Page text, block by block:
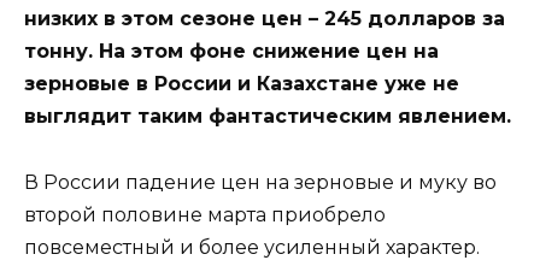
низких в этом сезоне цен – 245 долларов за
тонну. На этом фоне снижение цен на
зерновые в России и Казахстане уже не
выглядит таким фантастическим явлением.
В России падение цен на зерновые и муку во
второй половине марта приобрело
повсеместный и более усиленный характер.